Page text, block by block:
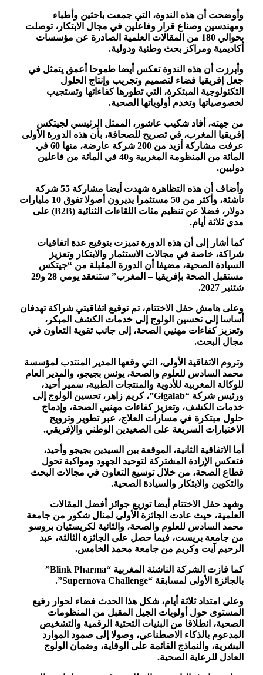
وأوضحت أن هذه الندوة، التي جمعت باحثين وأطباء
ومهندسين وصناع قرار وفاعلين في مجال الابتكار، توصلت
بحوالي 180 من المقالات العلمية الصادرة عن مؤسسات
أكاديمية ومراكز بحث وطنية ودولية.
وأبرزت أن هذه الندوة تعكس أيضا طموحا أعمق يتمثل في
جعل إفريقيا فضاء لتصميم وتجريب وإنتاج الحلول
التكنولوجية المبتكرة، التي تطورها كفاءاتها وتستجيب
لخصوصياتها وتخدم أولوياتها الصحية.
من جهته، أفاد شكيب عاشور، الممثل الرئيسي لجيتكس
إفريقيا المغرب، في تصريح للصحافة، بأن هذه الدورة الأولى
عرفت مشاركة أزيد من 200 شركة عارضة، منها 60 في
المائة من المنظومة المغربية و40 في المائة من فاعلين
دوليين.
وأضاف أن هذه التظاهرة شهدت أيضا مشاركة 55 شركة
ناشئة، وأكثر من 50 مستثمرا يديرون أصولا تفوق 10 مليارات
دولار، فضلا عن تنظيم مئات اللقاءات الثنائية (B2B) على
مدى ثلاثة أيام.
كما أشار إلى أن هذه الدورة تميزت بتوقيع عدة اتفاقيات
شراكة، خاصة في مجالات الاستثمار والابتكار وتعزيز
السيادة الصحية، مضيفا أن الدورة المقبلة من “جيتكس
مستقبل الصحة بإفريقيا – المغرب” ستنعقد يومي 28 و29
شتنبر 2027.
وعلى هامش حفل الاختتام، تم توقيع اتفاقيتي شراكة تهدفان
أساسا إلى تحسين الولوج إلى خدمات الكشف المبكر،
وتعزيز كفاءات مهنيي الصحة، إلى جانب تقوية التعاون في
مجال البحث.
وتروم الاتفاقية الأولى، التي وقعها المدير المنتدب لمؤسسة
محمد السادس للعلوم والصحة، يونس بجيجو، والمدير العام
للوكالة المغربية للأدوية والمنتجات الطبية، سمير أحيد،
ورئيس شركة “Gigalab”، كريم زاهر، تحسين الولوج إلى
خدمات الكشف، وتعزيز كفاءات مهنيي الصحة، وإدماج
حلول مبتكرة في مسارات العلاج، عبر تطوير وترويج
الاختبارات السريعة على الصعيدين الوطني والإفريقي.
أما الاتفاقية الثانية، الموقعة بين السيدين بجيجو وأحيد،
فتعكس الإرادة المشتركة لتوحيد الجهود ومواكبة تحول
قطاع الصحة، من خلال توسيع التعاون في مجالات البحث
والتكوين والابتكار والسيادة الصحية.
وشهد حفل الاختتام أيضا توزيع جوائز أفضل المقالات
العلمية، حيث عادت الجائزة الأولى لمنال شكور من جامعة
محمد السادس للعلوم والصحة، والثانية لكريستيان بروسو
من جامعة بريست، فيما حصل على الجائزة الثالثة، عبد
الرحيم آيت وكريم من جامعة محمد الخامس.
كما فازت الشركة الناشئة المغربية “Blink Pharma”
بالجائزة الأولى لمسابقة “Supernova Challenge”.
وعلى امتداد ثلاثة أيام، شكل هذا الحدث فضاء لحوار رفيع
المستوى حول أولويات الجيل المقبل من المنظومات
الصحية، انطلاقا من البنيات التحتية الرقمية والتشخيص
المدعوم بالذكاء الاصطناعي، وصولا إلى صمود الموارد
البشرية، والنماذج القائمة على الوقاية، وضمان الولوج
العادل للرعاية الصحية.